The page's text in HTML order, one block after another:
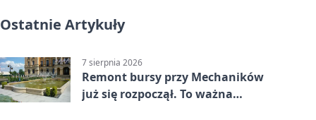
Ostatnie Artykuły
7 sierpnia 2026
Remont bursy przy Mechaników
już się rozpoczął. To ważna